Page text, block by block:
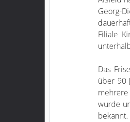
Georg-
Filiale
Das
über 90
mehrere
wurde